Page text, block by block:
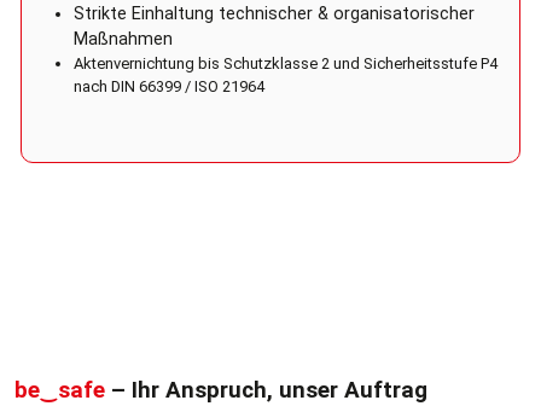
Strikte Einhaltung technischer & organisatorischer
Maßnahmen
Aktenvernichtung bis Schutzklasse 2 und Sicherheitsstufe P4
nach DIN 66399 / ISO 21964
be‿safe – Ihr Anspruch, unser Auftrag